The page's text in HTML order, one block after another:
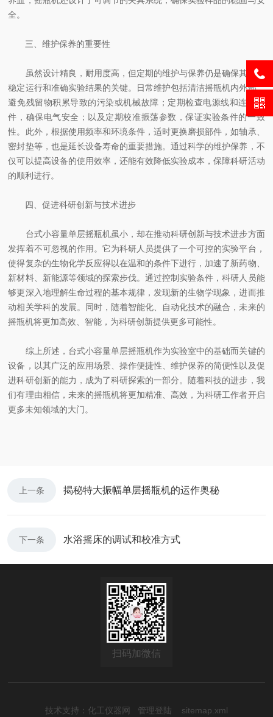
全。
三、维护保养的重要性
虽然设计精良，耐用度高，但定期的维护与保养仍是确保其长期
稳定运行和准确实验结果的关键。日常维护包括清洁摇瓶机内外部，
避免残留物积累导致的污染或机械故障；定期检查电源线和连接部
件，确保电气安全；以及定期校准振荡参数，保证实验条件的一致
性。此外，根据使用频率和环境条件，适时更换磨损部件，如轴承、
密封垫等，也是延长设备寿命的重要措施。通过科学的维护保养，不
仅可以提高设备的使用效率，还能有效降低实验成本，保障科研活动
的顺利进行。
四、促进科研创新与技术进步
台式小容量单层摇瓶机虽小，却在推动科研创新与技术进步方面
发挥着不可忽视的作用。它为科研人员提供了一个可控的实验平台，
使得复杂的生物化学反应得以在温和的条件下进行，加速了新药物、
新材料、新能源等领域的探索步伐。通过控制实验条件，科研人员能
够更深入地理解生命过程的基本规律，发现新的生物学现象，进而推
动相关学科的发展。同时，随着智能化、自动化技术的融合，未来的
摇瓶机将更加高效、智能，为科研创新提供更多可能性。
综上所述，台式小容量单层摇瓶机作为实验室中的基础而关键的
设备，以其广泛的应用场景、操作便捷性、维护保养的简便性以及促
进科研创新的能力，成为了科研探索的一部分。随着科技的进步，我
们有理由相信，未来的摇瓶机将更加精准、高效，为科研工作者开启
更多未知领域的大门。
上一条 揭秘特大振幅单层摇瓶机的运作奥秘
下一条 水浴摇床的调试和校准方式
扫码加微信
技术支持： 化工仪器网 管理登陆 sitemap.xml